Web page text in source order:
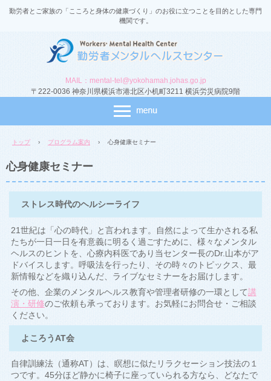
勤労者とご家族の「こころと身体の健康づくり」のお役に立つことを目的とした専門
機関です。
MAIL：mental-tel@yokohamah.johas.go.jp
〒222-0036 神奈川県横浜市港北区小机町3211 横浜労災病院9階
トップ › プログラム案内 › 心身健康セミナー
心身健康セミナー
ストレス時代のヘルシーライフ
21世紀は「心の時代」と言われます。自然によって生かされる私
たちが一日一日を有意義に明るく過ごすために、様々なメンタル
ヘルスのヒントを、心療内科医であり当センター長のDr.山本がア
ドバイスします。呼吸法を行ったり、その時々のトピックス、最
新情報などを織り込んだ、ライブなセミナーをお届けします。
その他、企業のメンタルヘルス教育や管理者研修の一環として講
演・研修のご依頼も承っております。お気軽にお問合せ・ご相談
ください。
よころうAT会
自律訓練法（通称AT）は、瞑想に似たリラクセーション技法の１
つです。45分ほど静かに椅子に座っていられる方なら、どなたで